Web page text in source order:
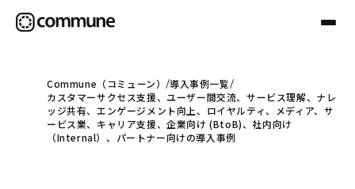
Communeについて
Commune（コミューン）
導入事例一覧
カスタマーサクセス支援、ユーザー間交流、サービス理解、ナレ
ッジ共有、エンゲージメント向上、ロイヤルティ、メディア、サ
ービス業、キャリア支援、企業向け (BtoB)、社内向け
（Internal）、パートナー向けの導入事例